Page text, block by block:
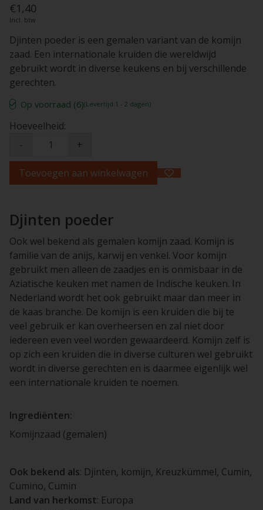
€1,40
Incl. btw
Djinten poeder is een gemalen variant van de komijn
zaad. Een internationale kruiden die wereldwijd
gebruikt wordt in diverse keukens en bij verschillende
gerechten.
Op voorraad (6)(Levertijd:1 - 2 dagen)
Hoeveelheid:
-
+
Toevoegen aan winkelwagen
Djinten poeder
Ook wel bekend als gemalen komijn zaad. Komijn is
familie van de anijs, karwij en venkel. Voor komijn
gebruikt men alleen de zaadjes en is onmisbaar in de
Aziatische keuken met namen de Indische keuken. In
Nederland wordt het ook gebruikt maar dan meer in
de kaas branche. De komijn is een kruiden die bij te
veel gebruik er kan overheersen en zal niet door
iedereen even veel worden gewaardeerd. Komijn zelf is
op zich een kruiden die in diverse culturen wel gebruikt
wordt in diverse gerechten en is daarmee eigenlijk wel
een internationale kruiden te noemen.
Ingrediënten:
Komijnzaad (gemalen)
Ook bekend als: Djinten, komijn, Kreuzkümmel, Cumin,
Cumino, Cumin
Land van herkomst: Europa